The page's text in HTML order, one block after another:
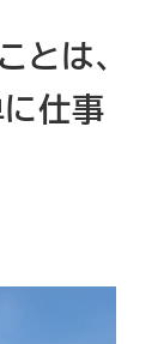
とは、
仕事